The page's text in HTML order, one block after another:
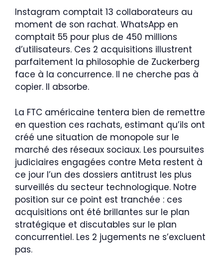
Instagram comptait 13 collaborateurs au
moment de son rachat. WhatsApp en
comptait 55 pour plus de 450 millions
d’utilisateurs. Ces 2 acquisitions illustrent
parfaitement la philosophie de Zuckerberg
face à la concurrence. Il ne cherche pas à
copier. Il absorbe.
La FTC américaine tentera bien de remettre
en question ces rachats, estimant qu’ils ont
créé une situation de monopole sur le
marché des réseaux sociaux. Les poursuites
judiciaires engagées contre Meta restent à
ce jour l’un des dossiers antitrust les plus
surveillés du secteur technologique. Notre
position sur ce point est tranchée : ces
acquisitions ont été brillantes sur le plan
stratégique et discutables sur le plan
concurrentiel. Les 2 jugements ne s’excluent
pas.